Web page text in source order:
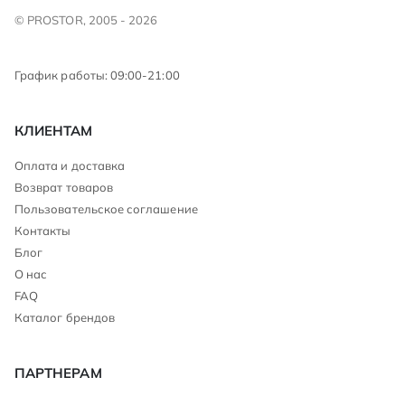
© PROSTOR, 2005 - 2026
График работы: 09:00-21:00
КЛИЕНТАМ
Оплата и доставка
Возврат товаров
Пользовательское соглашение
Контакты
Блог
О нас
FAQ
Каталог брендов
ПАРТНЕРАМ